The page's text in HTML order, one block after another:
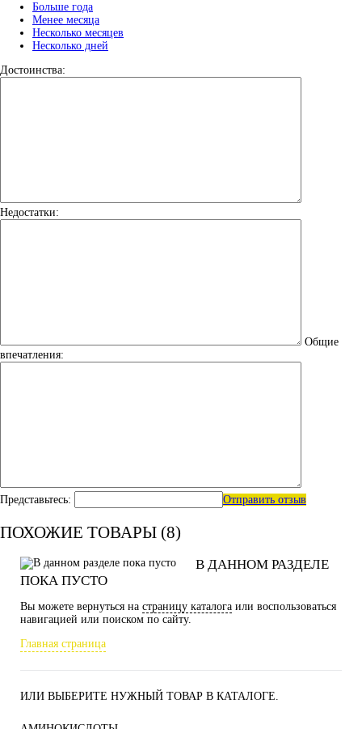
Больше года
Менее месяца
Несколько месяцев
Несколько дней
Достоинства:
Недостатки:
Общие
впечатления:
Представьтесь: Отправить отзыв
ПОХОЖИЕ ТОВАРЫ (8)
В ДАННОМ РАЗДЕЛЕ
ПОКА ПУСТО
Вы можете вернуться на страницу каталога или воспользоваться
навигацией или поиском по сайту.
Главная страница
ИЛИ ВЫБЕРИТЕ НУЖНЫЙ ТОВАР В КАТАЛОГЕ.